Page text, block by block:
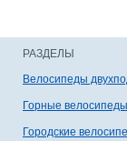
РАЗДЕЛЫ
Велосипеды
Горные
Городские